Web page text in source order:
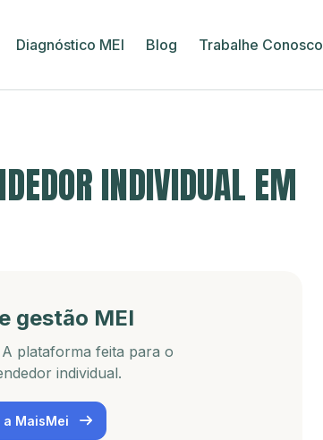
Diagnóstico MEI Blog Trabalhe Conosco
INDIVIDUAL EM
gestão MEI
plataforma feita para o
individual.
MaisMei